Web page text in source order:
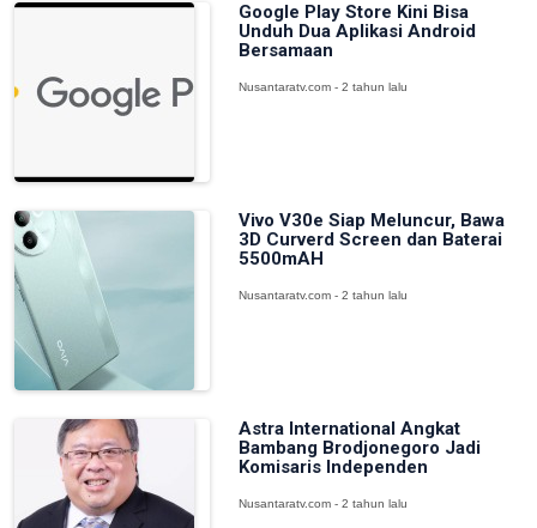
Google Play Store Kini Bisa
Unduh Dua Aplikasi Android
Bersamaan
Nusantaratv.com - 2 tahun lalu
Vivo V30e Siap Meluncur, Bawa
3D Curverd Screen dan Baterai
5500mAH
Nusantaratv.com - 2 tahun lalu
Astra International Angkat
Bambang Brodjonegoro Jadi
Komisaris Independen
Nusantaratv.com - 2 tahun lalu